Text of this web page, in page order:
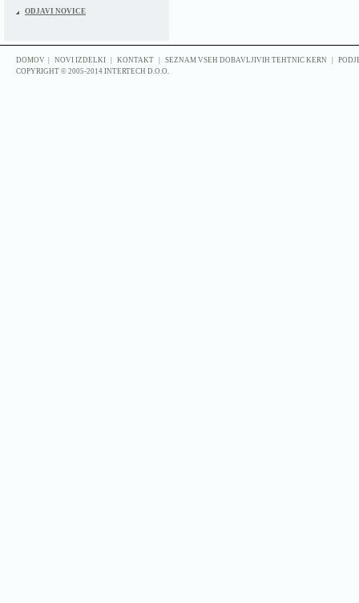
ODJAVI NOVICE
DOMOV NOVI IZDELKI KONTAKT SEZNAM VSEH DOBAVLJIVIH TEHTNIC KERN
COPYRIGHT © 2005-2014 INTERTECH D.O.O.